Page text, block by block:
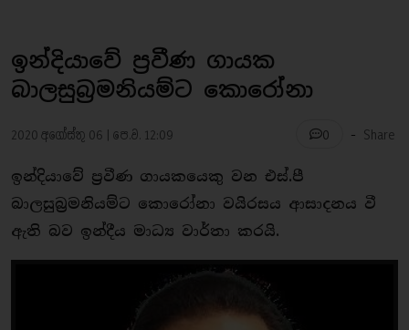
ඉන්දියාවේ ප්‍රවීණ ගායක
බාලසුබ්‍රමනියම්ට කොරෝනා
2020 අගෝස්තු 06 | පෙ.ව. 12:09 0 - Share
ඉන්දියාවේ ප්‍රවීණ ගායකයෙකු වන එස්.පී
බාලසුබ්‍රමනියම්ට කොරෝනා වයිරසය ආසාදනය වී
ඇති බව ඉන්දීය මාධ්‍ය වාර්තා කරයි.